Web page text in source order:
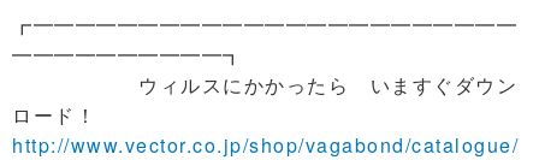
┏━━━━━━━━━━━━━━━━━━━━━━━
━━━━━━━━━━┓
ウィルスにかかったら いますぐダウン
ロード！
http://www.vector.co.jp/shop/vagabond/catalogue/